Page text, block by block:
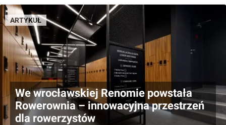
We wrocławskiej Renomie powstała
Rowerownia – innowacyjna przestrzeń
dla rowerzystów
ARTYKUŁ